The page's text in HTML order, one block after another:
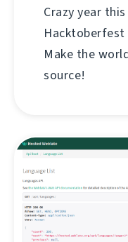
Crazy year
Make the
source!